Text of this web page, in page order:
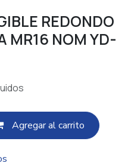
REDONDO
MR16 NOM YD-
Agregar al c​​arrito